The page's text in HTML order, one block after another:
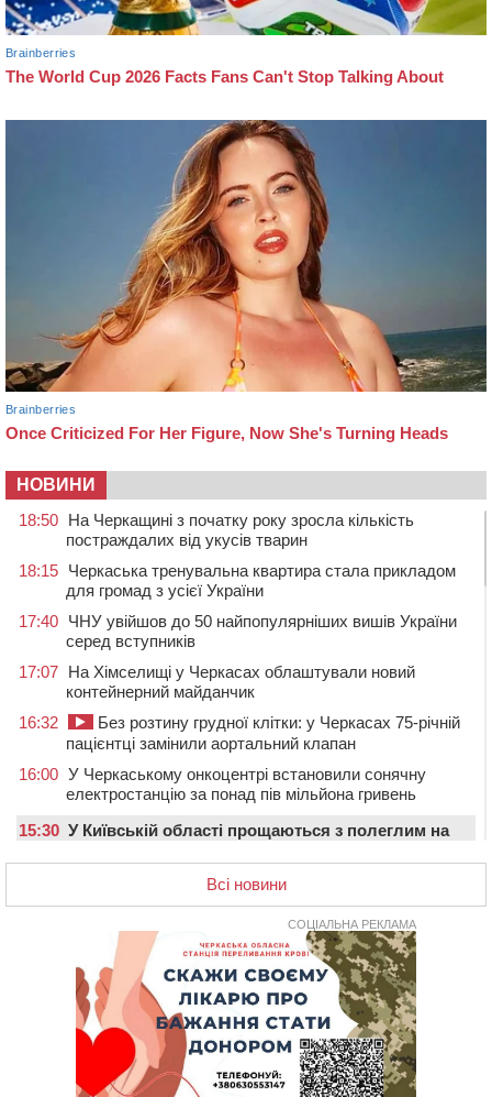
НОВИНИ
18:50 На Черкащині з початку року зросла кількість
постраждалих від укусів тварин
18:15 Черкаська тренувальна квартира стала прикладом
для громад з усієї України
17:40 ЧНУ увійшов до 50 найпопулярніших вишів України
серед вступників
17:07 На Хімселищі у Черкасах облаштували новий
контейнерний майданчик
16:32
Без розтину грудної клітки: у Черкасах 75-річній
пацієнтці замінили аортальний клапан
16:00 У Черкаському онкоцентрі встановили сонячну
електростанцію за понад пів мільйона гривень
15:30 У Київській області прощаються з полеглим на
У Черкасах містяни через нову скляну зупинку і
вирізані дерева потерпають від спеки: Бондаренко
обіцяє масштабне озеленення
Провокував конфлікт і зачинився в автівці: у ТЦК
прокоментували скандал із затриманням
чоловіка у Тальному
У Тальному працівники ТЦК вибили вікно і
витягли з автівки чоловіка (ВІДЕО)
Всі новини
СОЦІАЛЬНА РЕКЛАМА